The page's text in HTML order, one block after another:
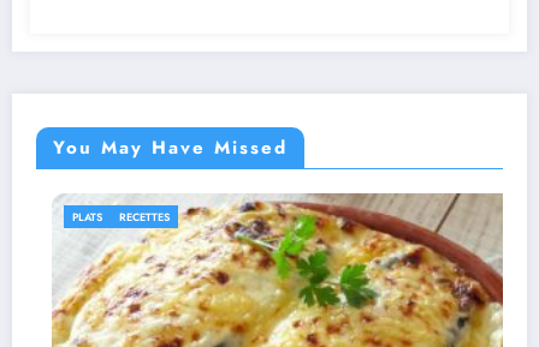
You May Have Missed
IDÉES RECETTES